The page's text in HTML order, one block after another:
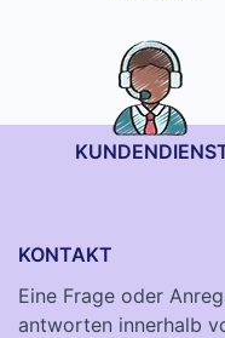
KONTAKT
Eine Frage oder
antworten innerhalb